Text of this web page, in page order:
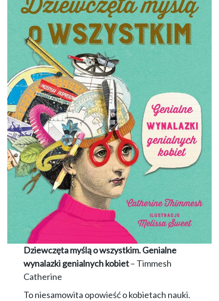
Dziewczęta myślą o wszystkim. Genialne
wynalazki genialnych kobiet– Timmesh
Catherine
To niesamowita opowieść o kobietach nauki.